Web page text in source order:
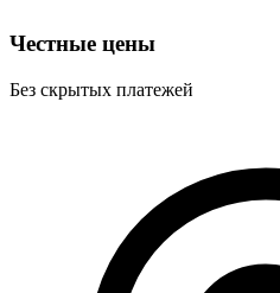
Честные цены
Без скрытых платежей